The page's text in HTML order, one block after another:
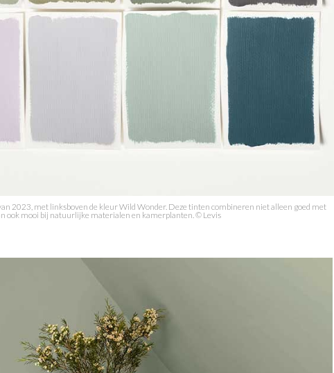
2023, met linksboven de kleur Wild Wonder. Deze tinten combineren niet alleen goed met
ook mooi bij natuurlijke materialen en kamerplanten. © Levis